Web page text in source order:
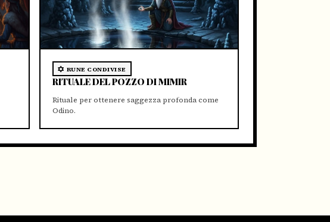
RUNE CONDIVISE
RITUALE DEL POZZO DI MIMIR
Rituale per ottenere saggezza profonda come
Odino.